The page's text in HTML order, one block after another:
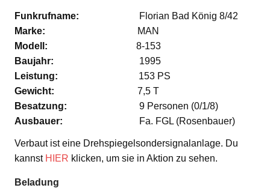
Funkrufname:
Florian Bad König 8/42
Marke:
MAN
Modell:
8-153
Baujahr:
1995
Leistung:
153 PS
Gewicht:
7,5 T
Besatzung:
9 Personen (0/1/8)
Ausbauer:
Fa. FGL (Rosenbauer)
Verbaut ist eine Drehspiegelsondersignalanlage. Du
kannst HIER klicken, um sie in Aktion zu sehen.
Beladung